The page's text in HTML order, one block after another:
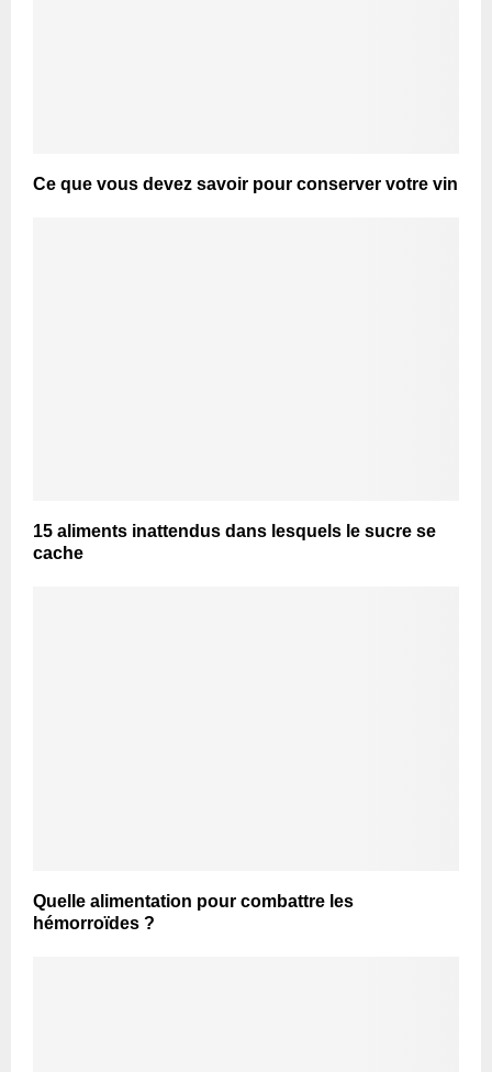
Ce que vous devez savoir pour conserver votre vin
15 aliments inattendus dans lesquels le sucre se
cache
Quelle alimentation pour combattre les
hémorroïdes ?